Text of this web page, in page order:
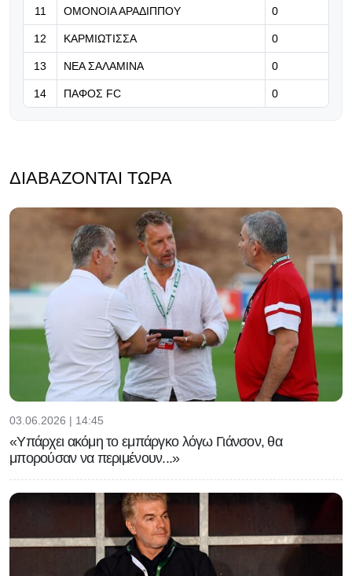
11 ΟΜΟΝΟΙΑ ΑΡΑΔΙΠΠΟΥ 0
12 ΚΑΡΜΙΩΤΙΣΣΑ 0
13 ΝΕΑ ΣΑΛΑΜΙΝΑ 0
14 ΠΑΦΟΣ FC 0
ΔΙΑΒΆΖΟΝΤΑΙ ΤΏΡΑ
03.06.2026 | 14:45
«Υπάρχει ακόμη το εμπάργκο λόγω Γιάνσον, θα
μπορούσαν να περιμένουν...»